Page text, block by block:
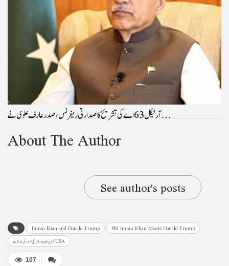
آرٹیکل 63 اے کی تشریح کا صدارتی ریفرنس، صدرعارف علوی نے…
About The Author
See author's posts
Imran khan and Donald Trump
PM Imran Khan Meets Donald Trump
عمران خان اور امریکی صدر کی ملاقات USA
107